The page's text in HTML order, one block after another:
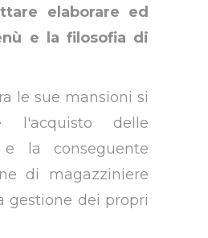
elaborare ed
e la filosofia di
le sue mansioni si
l'acquisto delle
la conseguente
di magazziniere
gestione dei propri